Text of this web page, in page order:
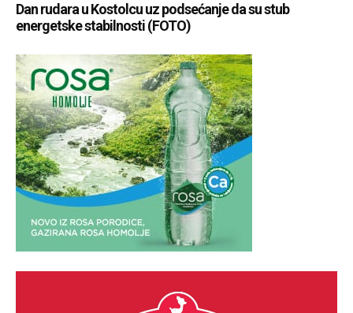
Dan rudara u Kostolcu uz podsećanje da su stub
energetske stabilnosti (FOTO)